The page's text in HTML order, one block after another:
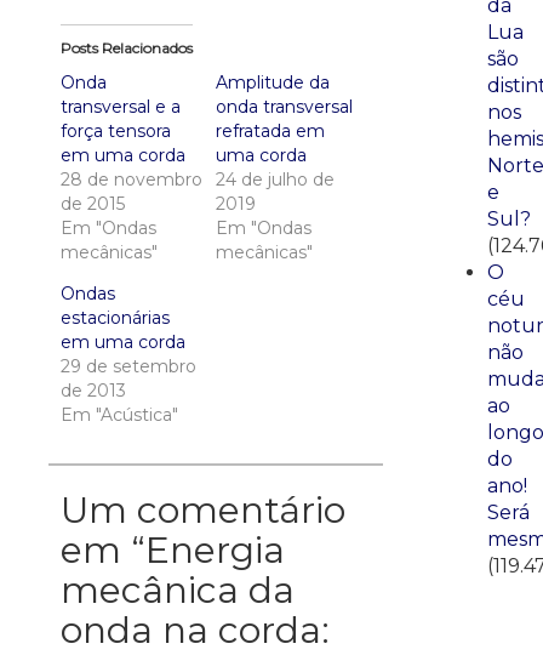
Posts Relacionados
Onda
transversal e a
força tensora
em uma corda
28 de novembro
de 2015
Em "Ondas
mecânicas"
Amplitude da
onda transversal
refratada em
uma corda
24 de julho de
2019
Em "Ondas
mecânicas"
Ondas
estacionárias
em uma corda
29 de setembro
de 2013
Em "Acústica"
Um comentário
em “Energia
mecânica da
onda na corda:
da
Lua
são
nos
Norte
e
Sul?
O
céu
não
ao
longo
do
ano!
Será